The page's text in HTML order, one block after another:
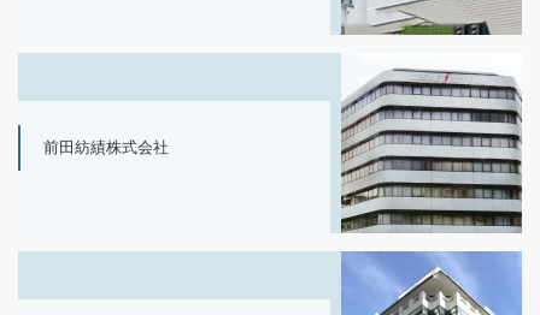
前田紡績株式会社